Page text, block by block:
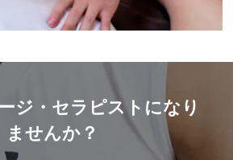
ジ・セラピストになり
ませんか？